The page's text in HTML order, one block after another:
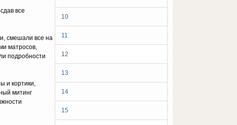
10
11
12
13
14
15
все
смешали все на
матросов,
подробности
и кортики,
митинг